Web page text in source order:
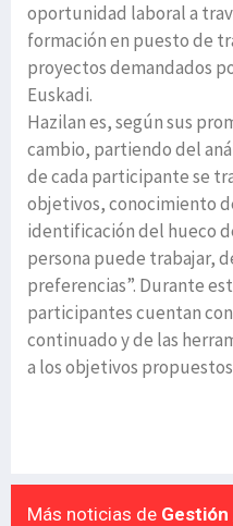
oportunidad laboral a
formación en puesto de
proyectos demandados
Euskadi.
Hazilan es, según sus
cambio, partiendo del
de cada participante se
objetivos, conocimiento
identificación del hueco
persona puede trabajar,
preferencias”. Durante
participantes cuentan
continuado y de las
a los objetivos
Más noticias de